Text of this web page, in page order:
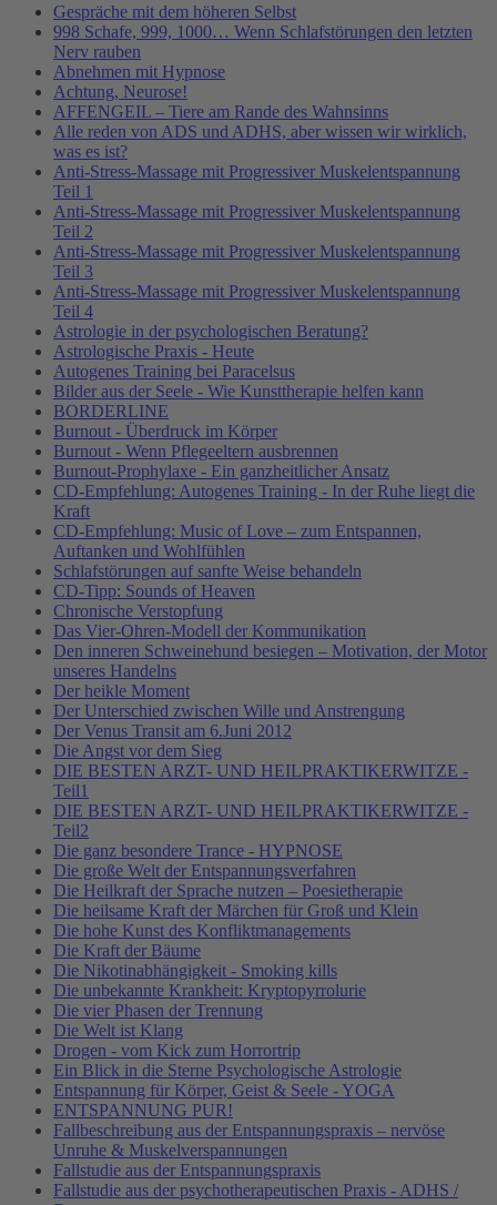
Gespräche mit dem höheren Selbst
998 Schafe, 999, 1000… Wenn Schlafstörungen den letzten
Nerv rauben
Abnehmen mit Hypnose
Achtung, Neurose!
AFFENGEIL – Tiere am Rande des Wahnsinns
Alle reden von ADS und ADHS, aber wissen wir wirklich,
was es ist?
Anti-Stress-Massage mit Progressiver Muskelentspannung
Teil 1
Anti-Stress-Massage mit Progressiver Muskelentspannung
Teil 2
Anti-Stress-Massage mit Progressiver Muskelentspannung
Teil 3
Anti-Stress-Massage mit Progressiver Muskelentspannung
Teil 4
Astrologie in der psychologischen Beratung?
Astrologische Praxis - Heute
Autogenes Training bei Paracelsus
Bilder aus der Seele - Wie Kunsttherapie helfen kann
BORDERLINE
Burnout - Überdruck im Körper
Burnout - Wenn Pflegeeltern ausbrennen
Burnout-Prophylaxe - Ein ganzheitlicher Ansatz
CD-Empfehlung: Autogenes Training - In der Ruhe liegt die
Kraft
CD-Empfehlung: Music of Love – zum Entspannen,
Auftanken und Wohlfühlen
Schlafstörungen auf sanfte Weise behandeln
CD-Tipp: Sounds of Heaven
Chronische Verstopfung
Das Vier-Ohren-Modell der Kommunikation
Den inneren Schweinehund besiegen – Motivation, der Motor
unseres Handelns
Der heikle Moment
Der Unterschied zwischen Wille und Anstrengung
Der Venus Transit am 6.Juni 2012
Die Angst vor dem Sieg
DIE BESTEN ARZT- UND HEILPRAKTIKERWITZE -
Teil1
DIE BESTEN ARZT- UND HEILPRAKTIKERWITZE -
Teil2
Die ganz besondere Trance - HYPNOSE
Die große Welt der Entspannungsverfahren
Die Heilkraft der Sprache nutzen – Poesietherapie
Die heilsame Kraft der Märchen für Groß und Klein
Die hohe Kunst des Konfliktmanagements
Die Kraft der Bäume
Die Nikotinabhängigkeit - Smoking kills
Die unbekannte Krankheit: Kryptopyrrolurie
Die vier Phasen der Trennung
Die Welt ist Klang
Drogen - vom Kick zum Horrortrip
Ein Blick in die Sterne Psychologische Astrologie
Entspannung für Körper, Geist & Seele - YOGA
ENTSPANNUNG PUR!
Fallbeschreibung aus der Entspannungspraxis – nervöse
Unruhe & Muskelverspannungen
Fallstudie aus der Entspannungspraxis
Fallstudie aus der psychotherapeutischen Praxis - ADHS /